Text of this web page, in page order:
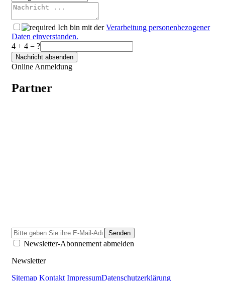
Ich bin mit derVerarbeitung personenbezogener
Daten einverstanden.
4 + 4 = ?
Online Anmeldung
Partner
Newsletter-Abonnement abmelden
Newsletter
Sitemap Kontakt ImpressumDatenschutzerklärung